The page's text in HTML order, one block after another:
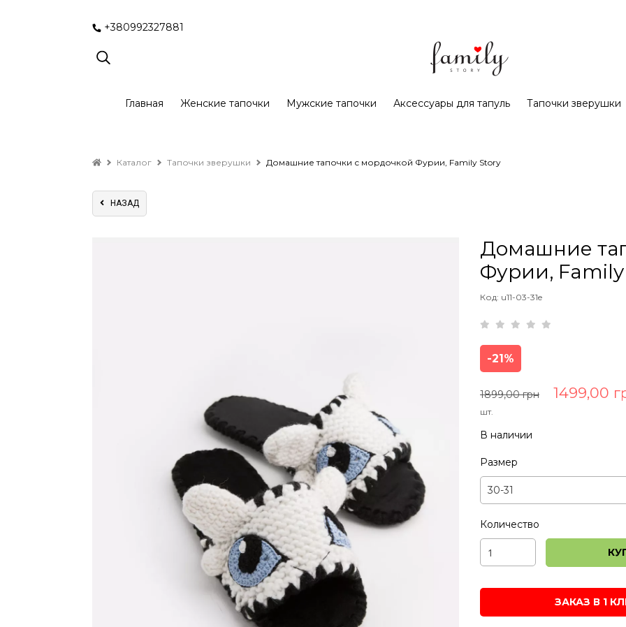
+380992327881
Главная Женские тапочки Мужские тапочки Аксессуары для тапуль Тапочки зверушки
Каталог Тапочки зверушки Домашние тапочки с мордочкой Фурии, Family Story
НАЗАД
Домашние
Фурии, Family
Код: u11-03-31e
-21%
1899,00 грн 1499,00
шт.
В наличии
Размер
Количество
ЗАКАЗ В 1